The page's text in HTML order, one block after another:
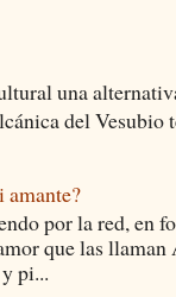
una
del Vesubio
amante?
por la red, en
que las
pi...